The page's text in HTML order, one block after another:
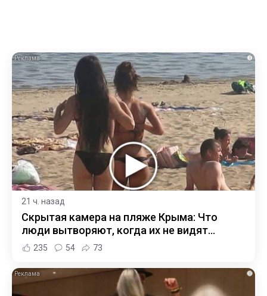
i
21 ч. назад
Скрытая камера на пляже Крыма: Что
люди вытворяют, когда их не видят...
235 54 73
i